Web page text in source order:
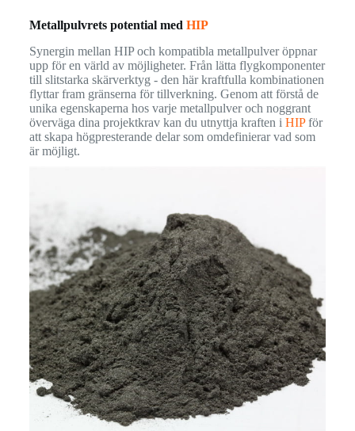
Metallpulvrets potential med HIP
Synergin mellan HIP och kompatibla metallpulver öppnar
upp för en värld av möjligheter. Från lätta flygkomponenter
till slitstarka skärverktyg - den här kraftfulla kombinationen
flyttar fram gränserna för tillverkning. Genom att förstå de
unika egenskaperna hos varje metallpulver och noggrant
överväga dina projektkrav kan du utnyttja kraften i HIPför
att skapa högpresterande delar som omdefinierar vad som
är möjligt.